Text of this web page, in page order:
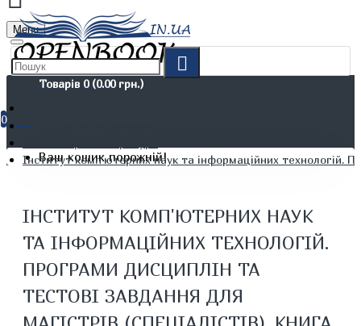
Menu
Товарів 0 (0.00 грн.)
0
Ваш кошик порожній!
Не художня література
Інститут комп'ютерних наук та інформаційних технологій.
ІНСТИТУТ КОМП'ЮТЕРНИХ НАУК
ТА ІНФОРМАЦІЙНИХ ТЕХНОЛОГІЙ.
ПРОГРАМИ ДИСЦИПЛІН ТА
ТЕСТОВІ ЗАВДАННЯ ДЛЯ